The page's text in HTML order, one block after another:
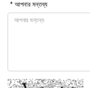
* আপনার মন্তব্য